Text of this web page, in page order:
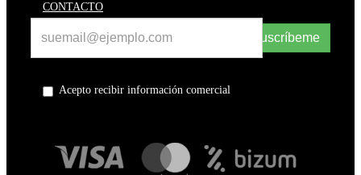
CONTACTO
Suscríbeme
Acepto recibir información comercial